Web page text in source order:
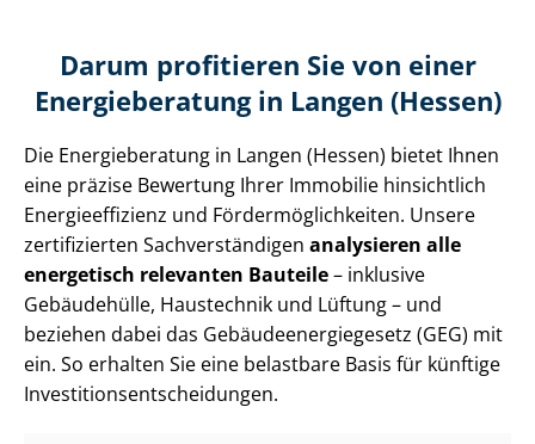
Darum profitieren Sie von einer
Energieberatung in Langen (Hessen)
Die Energieberatung in Langen (Hessen) bietet Ihnen
eine präzise Bewertung Ihrer Immobilie hinsichtlich
En­er­gie­ef­fi­zi­enz und För­der­mög­lich­kei­ten. Unsere
zertifizierten Sach­ver­stän­di­gen analysieren alle
energetisch relevanten Bauteile– inklusive
Gebäudehülle, Haustechnik und Lüftung – und
beziehen dabei das Ge­bäu­de­en­er­gie­ge­setz (GEG) mit
ein. So erhalten Sie eine belastbare Basis für künftige
In­ves­ti­ti­ons­ent­schei­dun­gen.